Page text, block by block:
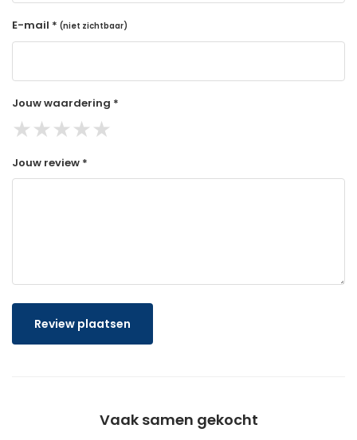
E-mail * (niet zichtbaar)
Jouw waardering *
★★★★★
Jouw review *
Review plaatsen
Vaak samen gekocht